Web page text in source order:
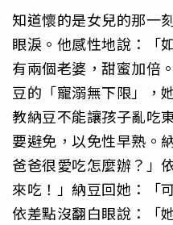
知道懷的是女兒的那一
眼淚。他感性地說：「
有兩個老婆，甜蜜加倍
豆的「寵溺無下限」，
教納豆不能讓孩子亂吃
要避免，以免性早熟。
爸爸很愛吃怎麼辦？」
來吃！」納豆回她：
依差點沒翻白眼說：「